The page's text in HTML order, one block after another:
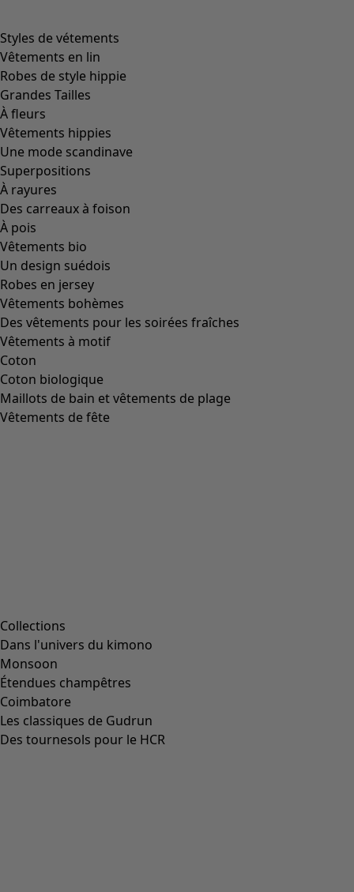
Styles de vétements
Vêtements en lin
Robes de style hippie
Grandes Tailles
À fleurs
Vêtements hippies
Une mode scandinave
Superpositions
À rayures
Des carreaux à foison
À pois
Vêtements bio
Un design suédois
Robes en jersey
Vêtements bohèmes
Des vêtements pour les soirées fraîches
Vêtements à motif
Coton
Coton biologique
Maillots de bain et vêtements de plage
Vêtements de fête
Collections
Dans l'univers du kimono
Monsoon
Étendues champêtres
Coimbatore
Les classiques de Gudrun
Des tournesols pour le HCR